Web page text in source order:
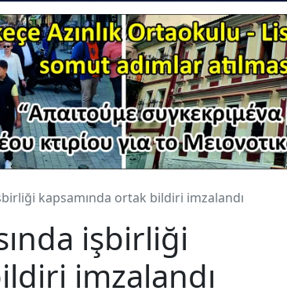
kapsamında ortak bildiri imzalandı
işbirliği
imzalandı